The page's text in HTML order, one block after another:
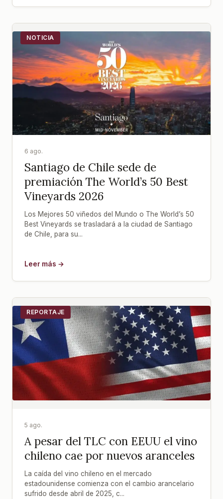
NOTICIA
6 ago.
Santiago de Chile sede de
premiación The World’s 50 Best
Vineyards 2026
Los Mejores 50 viñedos del Mundo o The World’s 50
Best Vineyards se trasladará a la ciudad de Santiago
de Chile, para su...
Leer más →
REPORTAJE
5 ago.
A pesar del TLC con EEUU el vino
chileno cae por nuevos aranceles
La caída del vino chileno en el mercado
estadounidense comienza con el cambio arancelario
sufrido desde abril de 2025, c...